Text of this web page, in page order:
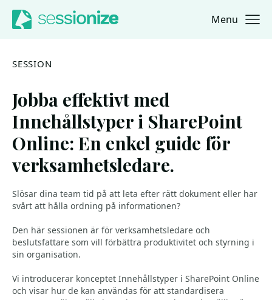
Jump to navigation
Jump to content Menu
SESSION
Jobba effektivt med
Innehållstyper i SharePoint
Online: En enkel guide för
verksamhetsledare.
Slösar dina team tid på att leta efter rätt dokument eller har
svårt att hålla ordning på informationen?
Den här sessionen är för verksamhetsledare och
beslutsfattare som vill förbättra produktivitet och styrning i
sin organisation.
Vi introducerar konceptet Innehållstyper i SharePoint Online
och visar hur de kan användas för att standardisera